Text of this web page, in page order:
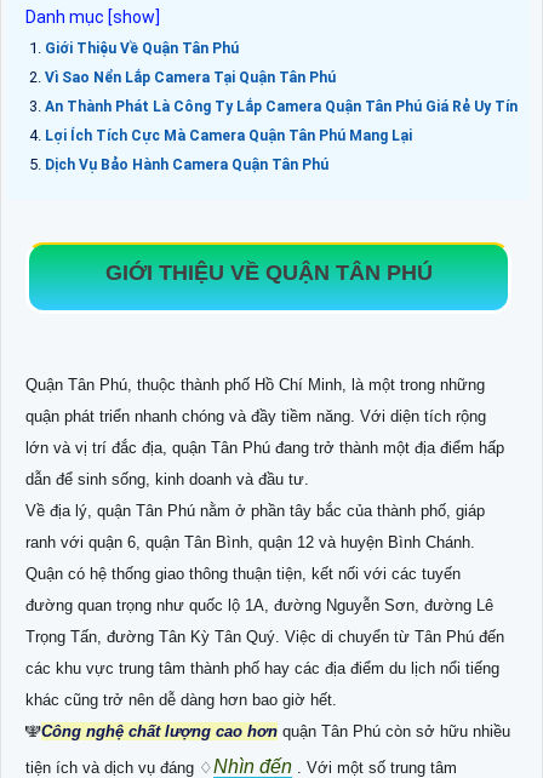
Giới Thiệu Về Quận Tân Phú
Vì Sao Nển Lắp Camera Tại Quận Tân Phú
An Thành Phát Là Công Ty Lắp Camera Quận Tân Phú Giá Rẻ Uy Tín
Lợi Ích Tích Cực Mà Camera Quận Tân Phú Mang Lại
Dịch Vụ Bảo Hành Camera Quận Tân Phú
GIỚI THIỆU VỀ QUẬN TÂN PHÚ
Quận Tân Phú, thuộc thành phố Hồ Chí Minh, là một trong những
quận phát triển nhanh chóng và đầy tiềm năng. Với diện tích rộng
lớn và vị trí đắc địa, quận Tân Phú đang trở thành một địa điểm hấp
dẫn để sinh sống, kinh doanh và đầu tư.
Về địa lý, quận Tân Phú nằm ở phần tây bắc của thành phố, giáp
ranh với quận 6, quận Tân Bình, quận 12 và huyện Bình Chánh.
Quận có hệ thống giao thông thuận tiện, kết nối với các tuyến
đường quan trọng như quốc lộ 1A, đường Nguyễn Sơn, đường Lê
Trọng Tấn, đường Tân Kỳ Tân Quý. Việc di chuyển từ Tân Phú đến
các khu vực trung tâm thành phố hay các địa điểm du lịch nổi tiếng
khác cũng trở nên dễ dàng hơn bao giờ hết.
🕎Công nghệ chất lượng cao hơn quận Tân Phú còn sở hữu nhiều
tiện ích và dịch vụ đáng ♢Nhìn đến . Với một số trung tâm